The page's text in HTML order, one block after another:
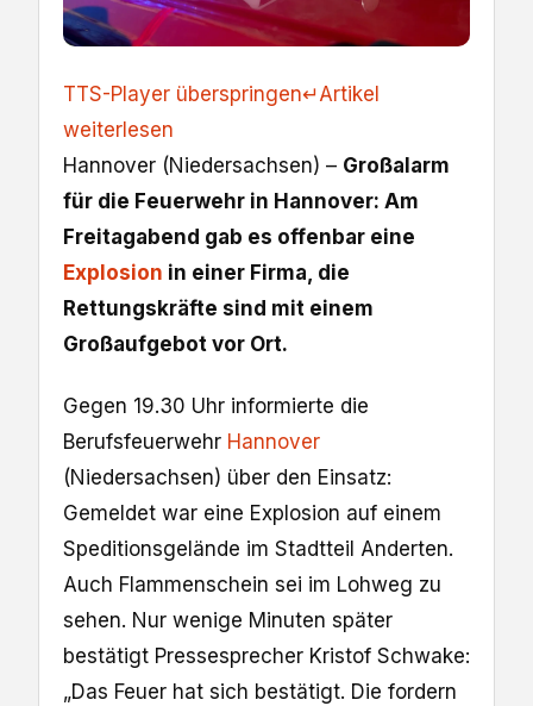
TTS-Player überspringen↵Artikel
weiterlesen
Hannover (Niedersachsen) – Großalarm
für die Feuerwehr in Hannover: Am
Freitagabend gab es offenbar eine
Explosion in einer Firma, die
Rettungskräfte sind mit einem
Großaufgebot vor Ort.
Gegen 19.30 Uhr informierte die
Berufsfeuerwehr Hannover
(Niedersachsen) über den Einsatz:
Gemeldet war eine Explosion auf einem
Speditionsgelände im Stadtteil Anderten.
Auch Flammenschein sei im Lohweg zu
sehen. Nur wenige Minuten später
bestätigt Pressesprecher Kristof Schwake:
„Das Feuer hat sich bestätigt. Die fordern